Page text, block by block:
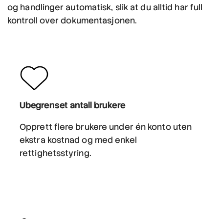
og handlinger automatisk, slik at du alltid har full
kontroll over dokumentasjonen.
Ubegrenset antall brukere
Opprett flere brukere under én konto uten
ekstra kostnad og med enkel
rettighetsstyring.